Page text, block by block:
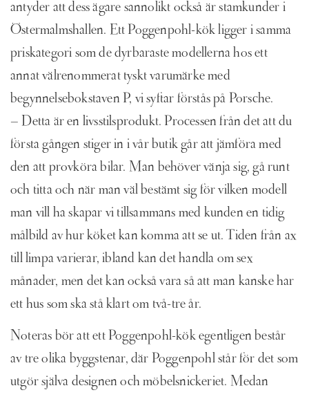
antyder att dess ägare sannolikt också är stamkunder i
Östermalmshallen. Ett Poggenpohl-kök ligger i samma
priskategori som de dyrbaraste modellerna hos ett
annat välrenommerat tyskt varumärke med
begynnelsebokstaven P, vi syftar förstås på Porsche.
– Detta är en livsstilsprodukt. Processen från det att du
första gången stiger in i vår butik går att jämföra med
den att provköra bilar. Man behöver vänja sig, gå runt
och titta och när man väl bestämt sig för vilken modell
man vill ha skapar vi tillsammans med kunden en tidig
målbild av hur köket kan komma att se ut. Tiden från ax
till limpa varierar, ibland kan det handla om sex
månader, men det kan också vara så att man kanske har
ett hus som ska stå klart om två-tre år.
Noteras bör att ett Poggenpohl-kök egentligen består
av tre olika byggstenar, där Poggenpohl står för det som
utgör själva designen och möbelsnickeriet. Medan